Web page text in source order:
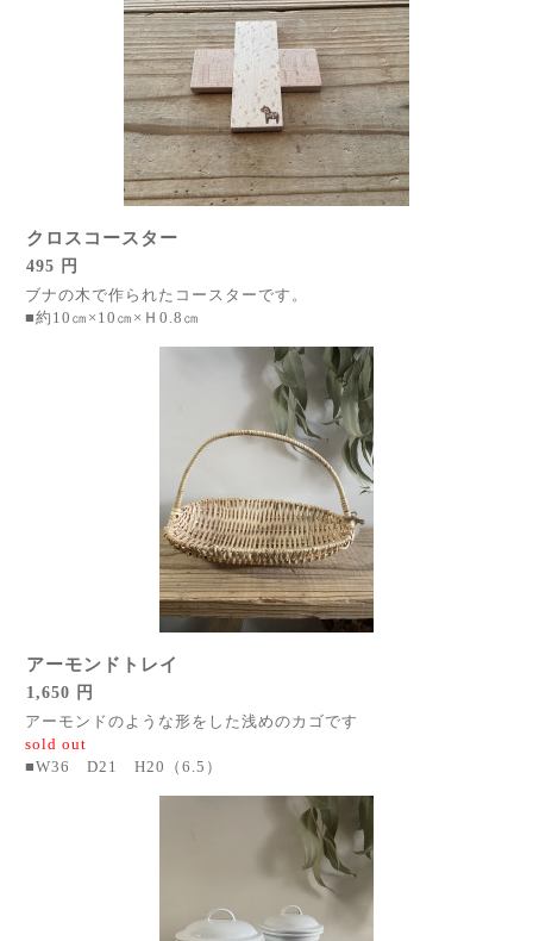
クロスコースター
495 円
ブナの木で作られたコースターです。
■約10㎝×10㎝×Ｈ0.8㎝
アーモンドトレイ
1,650 円
アーモンドのような形をした浅めのカゴです
sold out
■W36 D21 H20（6.5）